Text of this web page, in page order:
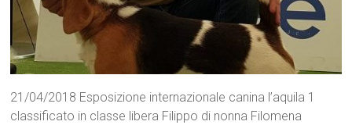
21/04/2018 Esposizione internazionale canina l’aquila 1
classificato in classe libera Filippo di nonna Filomena